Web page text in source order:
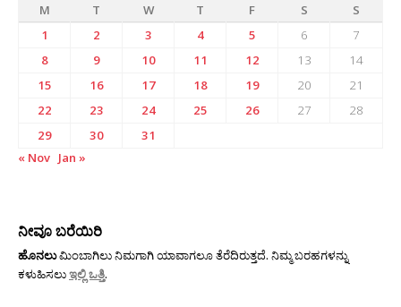
M
T W T F S
S
1
2 3 4 5 6
7
8
9 10 11 12 13
14
15
16 17 18 19 20
21
22
23 24 25 26 27
28
29
30
31
« Nov Jan »
ನೀವೂ ಬರೆಯಿರಿ
ಹೊನಲುಮಿಂಬಾಗಿಲು ನಿಮಗಾಗಿ ಯಾವಾಗಲೂ ತೆರೆದಿರುತ್ತದೆ. ನಿಮ್ಮ ಬರಹಗಳನ್ನು
ಕಳುಹಿಸಲುಇಲ್ಲಿ ಒತ್ತಿ.